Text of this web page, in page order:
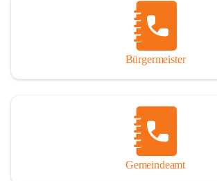
gedankt werden, die durch ihre Erinnerungen,
durch das Überlassen von Fotos und
dieses Buches wesentlich beigetragen haben.
Der Zeitdruck war enorm, um das Werk auch
Jubiläumsjahr abschließen zu können. Daher
Ausführlichkeit behandelt erscheinen, oder auch
andere Fehler unterlief. Die Autoren haben nach
individuellen Möglichkeiten mit bestem Wissen
Bürgermeister
Gemeindeamt